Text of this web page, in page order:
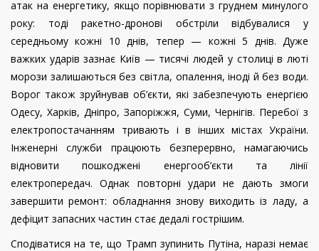
атак на енергетику, якщо порівнювати з груднем минулого
року: тоді ракетно-дронові обстріли відбувалися у
середньому кожні 10 днів, тепер — кожні 5 днів. Дуже
важких ударів зазнає Київ — тисячі людей у столиці в люті
морози залишаються без світла, опалення, іноді й без води.
Ворог також зруйнував об’єкти, які забезпечують енергією
Одесу, Харків, Дніпро, Запоріжжя, Суми, Чернігів. Перебої з
електропостачанням тривають і в інших містах України.
Інженерні служби працюють безперервно, намагаючись
відновити пошкоджені енергооб’єкти та лінії
електропередач. Однак повторні удари не дають змоги
завершити ремонт: обладнання знову виходить із ладу, а
дефіцит запасних частин стає дедалі гострішим.
Сподіватися на те, що Трамп зупинить Путіна, наразі немає